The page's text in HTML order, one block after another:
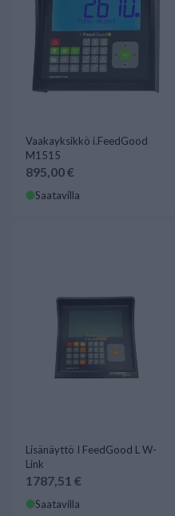
Vaakayksikkö i.FeedGood
M1515
895,00 €
Saatavilla
Lisänäyttö I FeedGood L W-
Link
1787,51 €
Saatavilla